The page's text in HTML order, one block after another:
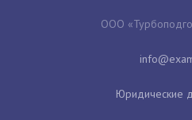
ООО
Юридические